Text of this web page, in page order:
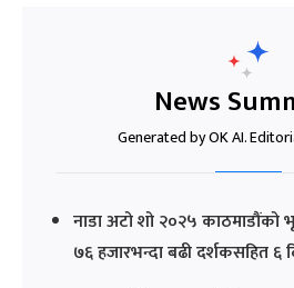
News
Generated by OK AI.
नाडा अटो शो २०२५
७६ हजारभन्दा बढी दर्शकसहित ६